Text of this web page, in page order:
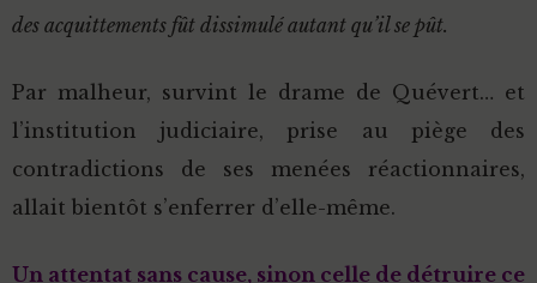
des acquittements fût dissimulé autant qu’il se pût.
Par malheur, survint le drame de Quévert… et
l’institution judiciaire, prise au piège des
contradictions de ses menées réactionnaires,
allait bientôt s’enferrer d’elle-même.
Un attentat sans cause, sinon celle de détruire ce